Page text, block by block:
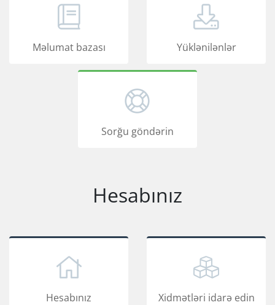
Məlumat bazası Yüklənilənlər
Sorğu göndərin
Hesabınız
Hesabınız Xidmətləri idarə edin